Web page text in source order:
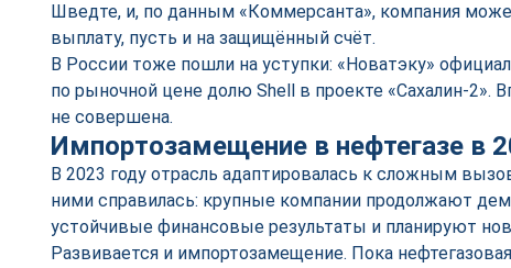
Шведте, и, по данным «Коммерсанта», компания
выплату, пусть и на защищённый счёт.
В России тоже пошли на уступки: «Новатэку»
по рыночной цене долю Shell в проекте «Сахалин-2».
не совершена.
Импортозамещение в нефтегазе в
В 2023 году отрасль адаптировалась к сложным
ними справилась: крупные компании продолжают
устойчивые финансовые результаты и планируют
Развивается и импортозамещение. Пока